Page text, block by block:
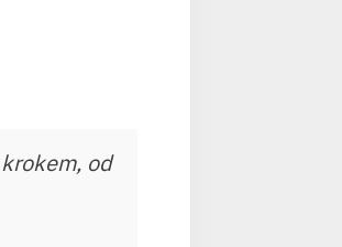
od